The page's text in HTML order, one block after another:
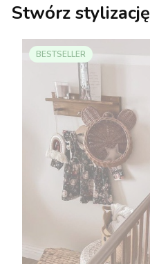
Stwórz stylizację
BESTSELLER